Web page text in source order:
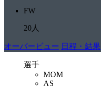
FW
20人
オーバービュー 日程・結果
選手
MOM
AS